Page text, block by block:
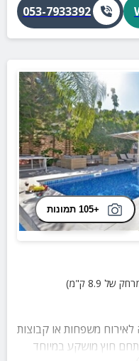
053-7933392
+105 תמונות
של 8.9 ק"מ)
משפחות או קבוצות
שינה, מתחם חוץ מושקע במיוחד